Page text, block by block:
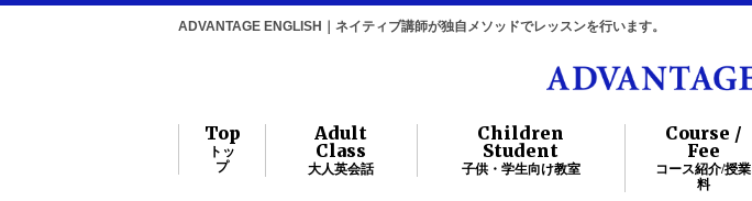
ADVANTAGE ENGLISH｜ネイティブ講師が独自メソッドでレッスンを行います。
Top
トッ
プ
Adult
Class
大人英会話
Children
Student
子供・学生向け教室
Course /
Fee
コース紹介/授業
料